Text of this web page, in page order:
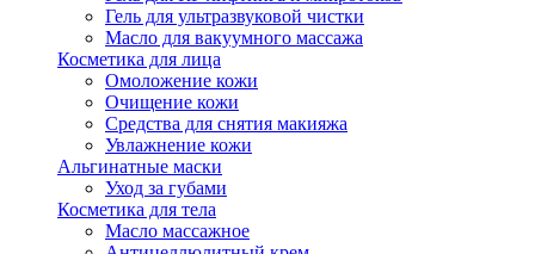
Гель для ультразвуковой чистки
Масло для вакуумного массажа
Косметика для лица
Омоложение кожи
Очищение кожи
Средства для снятия макияжа
Увлажнение кожи
Альгинатные маски
Уход за губами
Косметика для тела
Масло массажное